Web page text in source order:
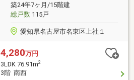
築24年7ヶ月/15階建
総戸数115戸
愛知県名古屋市名東区上社１
4,280万円
3LDK 76.91m2
3階 南西